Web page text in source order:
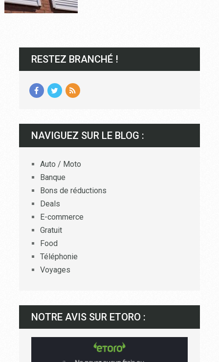
RESTEZ BRANCHÉ !
NAVIGUEZ SUR LE BLOG :
Auto / Moto
Banque
Bons de réductions
Deals
E-commerce
Gratuit
Food
Téléphonie
Voyages
NOTRE AVIS SUR ETORO :